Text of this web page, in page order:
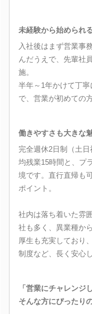
未経験から始められ
入社後はまず営業事
んだうえで、先輩社
施。
半年～1年かけて丁
で、営業が初めての
働きやすさも大きな
完全週休2日制（土
均残業15時間と、プ
境です。直行直帰も
ポイント。
社内は落ち着いた雰
社も多く、異業種か
厚生も充実しており
制度など、長く安心
「営業にチャレンジ
そんな方にぴったり